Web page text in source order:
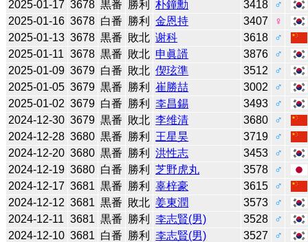
2025-01-17 3678 黒番 勝利 朴鐘勳 3418
♂
2025-01-16 3678 白番 勝利 金恩持 3407
♀
2025-01-13 3678 黒番 敗北 谢科 3618
♂
2025-01-11 3678 黒番 敗北 申眞諝 3876
♂
2025-01-09 3679 白番 敗北 偰玹準 3512
♂
2025-01-05 3679 黒番 勝利 崔勝喆 3002
♂
2025-01-02 3679 白番 勝利 李昌錫 3493
♂
2024-12-30 3679 黒番 敗北 李维清 3680
♂
2024-12-28 3680 黒番 勝利 王星昊 3719
♂
2024-12-20 3680 黒番 勝利 洪性志 3453
♂
2024-12-19 3680 白番 勝利 芝野虎丸 3578
♂
2024-12-17 3681 黒番 勝利 辜梓豪 3615
♂
2024-12-12 3681 黒番 敗北 姜東潤 3573
♂
2024-12-11 3681 黒番 勝利 李志賢(男) 3528
♂
2024-12-10 3681 白番 勝利 李志賢(男) 3527
♂